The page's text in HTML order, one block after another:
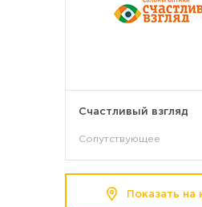
Счастливый взгляд
Сопутствующее
Показать на